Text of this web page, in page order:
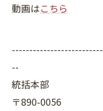
動画はこちら
--
統括本部
〒890-0056